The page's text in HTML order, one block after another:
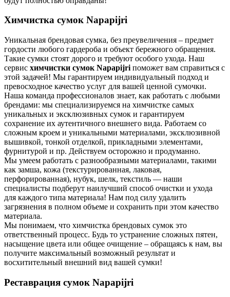
Химчистка сумок Napapijri
Уникальная брендовая сумка, без преувеличения – предмет
гордости любого гардероба и объект бережного обращения.
Такие сумки стоят дорого и требуют особого ухода. Наш
сервис химчистки сумок Napapijri поможет вам справиться с
этой задачей! Мы гарантируем индивидуальный подход и
превосходное качество услуг для вашей ценной сумочки.
Наша команда профессионалов знает, как работать с любыми
брендами: мы специализируемся на химчистке самых
уникальных и эксклюзивных сумок и гарантируем
сохранение их аутентичного внешнего вида. Работаем со
сложным кроем и уникальными материалами, эксклюзивной
вышивкой, тонкой отделкой, прикладными элементами,
фурнитурой и пр. Действуем осторожно и продуманно.
Мы умеем работать с разнообразными материалами, такими
как замша, кожа (текстурированная, лаковая,
перфорированная), нубук, шелк, текстиль — наши
специалисты подберут наилучший способ очистки и ухода
для каждого типа материала! Нам под силу удалить
загрязнения в полном объеме и сохранить при этом качество
материала.
Мы понимаем, что химчистка брендовых сумок это
ответственный процесс. Будь то устранение сложных пятен,
насыщение цвета или общее очищение – обращаясь к нам, вы
получите максимальный возможный результат и
восхитительный внешний вид вашей сумки!
Реставрация сумок Napapijri